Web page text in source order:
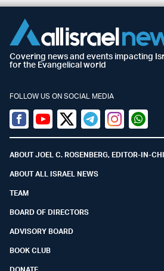
Covering news and events impacting
for the Evangelical world
FOLLOW US ON SOCIAL MEDIA
Facebook
YoutubeTwitter (X)
TelegramInstagram
ABOUT JOEL C. ROSENBERG, EDITOR-IN-
ABOUT ALL ISRAEL NEWS
TEAM
BOARD OF DIRECTORS
ADVISORY BOARD
BOOK CLUB